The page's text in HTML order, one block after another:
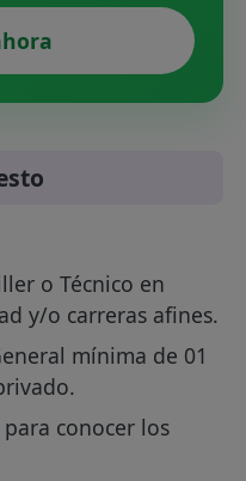
o Técnico en
y/o carreras afines.
mínima de 01
para conocer los